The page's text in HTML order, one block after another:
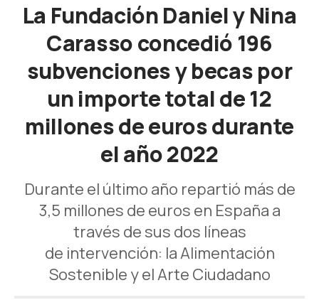
La Fundación Daniel y Nina
Carasso concedió 196
subvenciones y becas por
un importe total de 12
millones de euros durante
el año 2022
Durante el último año repartió más de
3,5 millones de euros en España a
través de sus dos líneas
de intervención: la Alimentación
Sostenible y el Arte Ciudadano